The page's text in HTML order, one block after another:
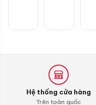
Hệ thống cửa hàng
Trên toàn quốc